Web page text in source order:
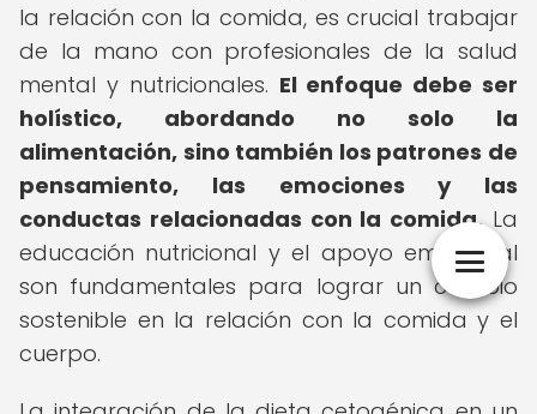
la relación con la comida, es crucial trabajar
de la mano con profesionales de la salud
mental y nutricionales. El enfoque debe ser
holístico, abordando no solo la
alimentación, sino también los patrones de
pensamiento, las emociones y las
conductas relacionadas con la comida.La
educación nutricional y el apoyo emocional
son fundamentales para lograr un cambio
sostenible en la relación con la comida y el
cuerpo.